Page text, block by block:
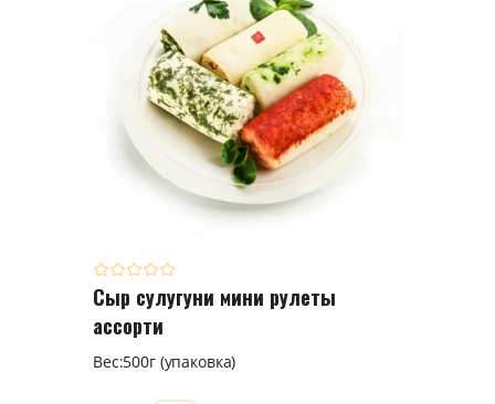
Сыр сулугуни мини рулеты
ассорти
Вес:500г (упаковка)